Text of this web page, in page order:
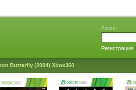
Логин:
Регистрация|
Butterfly (2004) Xbox360